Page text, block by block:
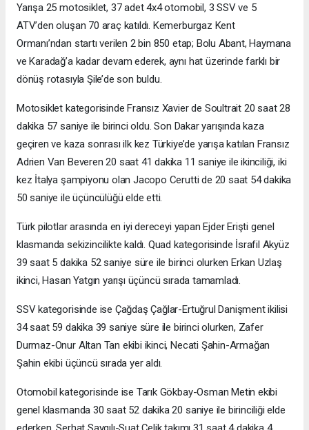
Yarışa 25 motosiklet, 37 adet 4x4 otomobil, 3 SSV ve 5
ATV’den oluşan 70 araç katıldı. Kemerburgaz Kent
Ormanı’ndan startı verilen 2 bin 850 etap; Bolu Abant, Haymana
ve Karadağ’a kadar devam ederek, aynı hat üzerinde farklı bir
dönüş rotasıyla Şile’de son buldu.
Motosiklet kategorisinde Fransız Xavier de Soultrait 20 saat 28
dakika 57 saniye ile birinci oldu. Son Dakar yarışında kaza
geçiren ve kaza sonrası ilk kez Türkiye’de yarışa katılan Fransız
Adrien Van Beveren 20 saat 41 dakika 11 saniye ile ikinciliği, iki
kez İtalya şampiyonu olan Jacopo Cerutti de 20 saat 54 dakika
50 saniye ile üçüncülüğü elde etti.
Türk pilotlar arasında en iyi dereceyi yapan Ejder Erişti genel
klasmanda sekizincilikte kaldı. Quad kategorisinde İsrafil Akyüz
39 saat 5 dakika 52 saniye süre ile birinci olurken Erkan Uzlaş
ikinci, Hasan Yatgın yarışı üçüncü sırada tamamladı.
SSV kategorisinde ise Çağdaş Çağlar-Ertuğrul Danişment ikilisi
34 saat 59 dakika 39 saniye süre ile birinci olurken, Zafer
Durmaz-Onur Altan Tan ekibi ikinci, Necati Şahin-Armağan
Şahin ekibi üçüncü sırada yer aldı.
Otomobil kategorisinde ise Tarık Gökbay-Osman Metin ekibi
genel klasmanda 30 saat 52 dakika 20 saniye ile birinciliği elde